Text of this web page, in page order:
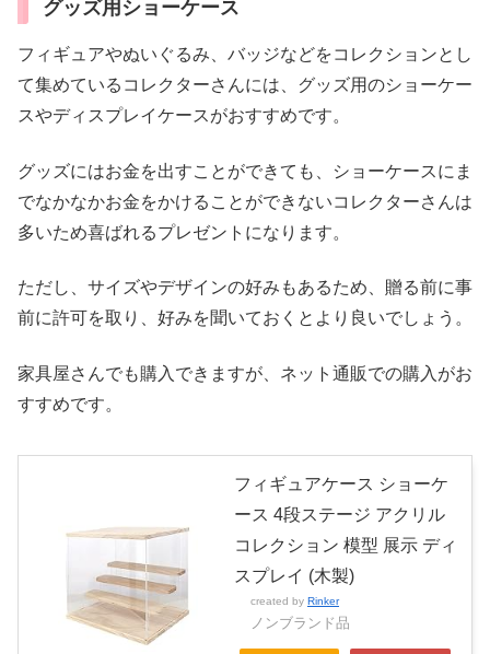
グッズ用ショーケース
フィギュアやぬいぐるみ、バッジなどをコレクションとし
て集めているコレクターさんには、グッズ用のショーケー
スやディスプレイケースがおすすめです。
グッズにはお金を出すことができても、ショーケースにま
でなかなかお金をかけることができないコレクターさんは
多いため喜ばれるプレゼントになります。
ただし、サイズやデザインの好みもあるため、贈る前に事
前に許可を取り、好みを聞いておくとより良いでしょう。
家具屋さんでも購入できますが、ネット通販での購入がお
すすめです。
フィギュアケース ショーケ
ース 4段ステージ アクリル
コレクション 模型 展示 ディ
スプレイ (木製)
created by Rinker
ノンブランド品